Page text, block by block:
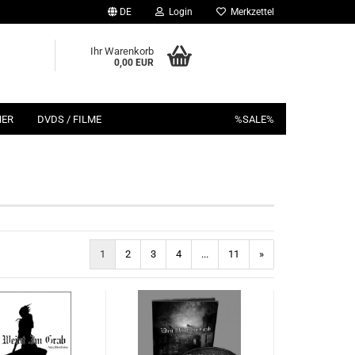
DE Login Merkzettel
Ihr Warenkorb
0,00 EUR
DVDS / FILME %SALE%
1 2 3 4 ... 11 »